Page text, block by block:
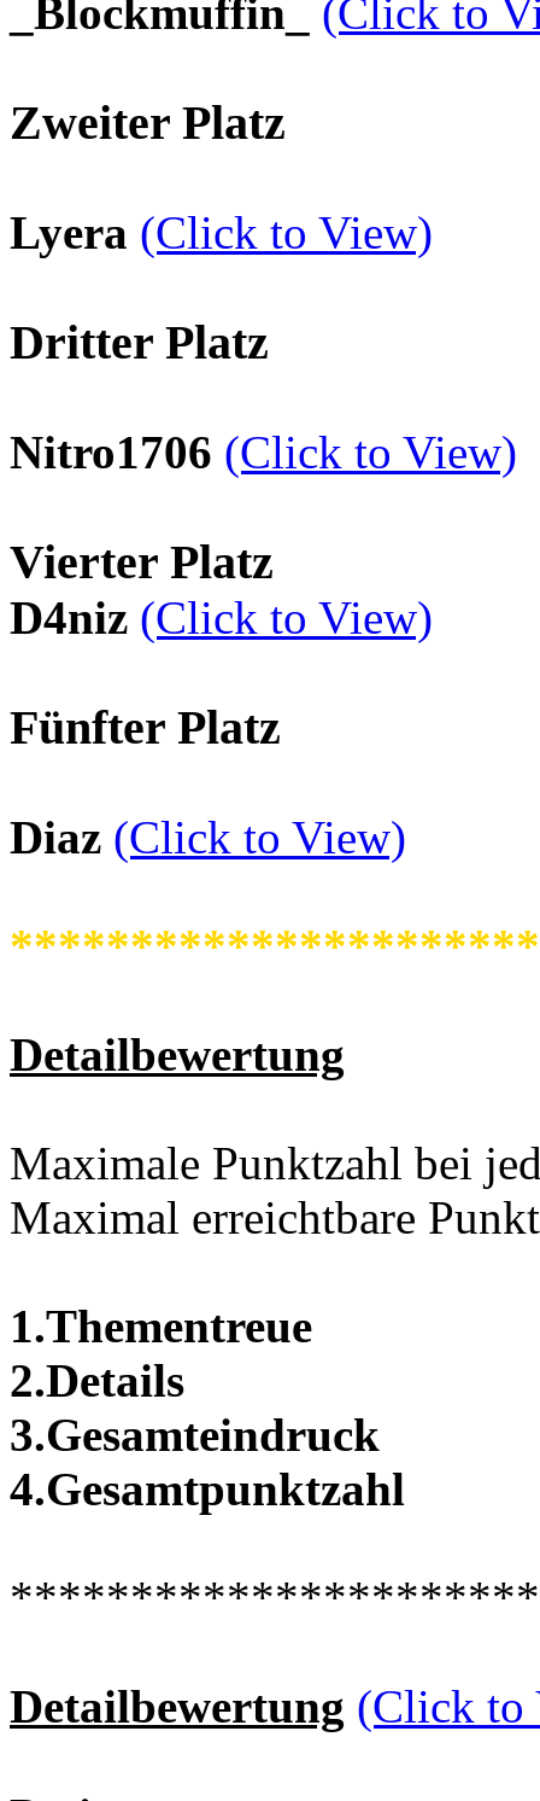
_Blockmuffin_ (Click to
Zweiter Platz
Lyera (Click to View)
Dritter Platz
Nitro1706 (Click to View)
Vierter Platz
D4niz (Click to View)
Fünfter Platz
Diaz (Click to View)
Detailbewertung
Maximale Punktzahl bei
Maximal erreichtbare
1.Thementreue
2.Details
3.Gesamteindruck
4.Gesamtpunktzahl
Detailbewertung (Click to